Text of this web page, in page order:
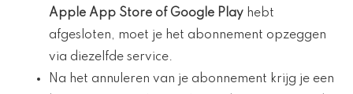
Apple App Store of Google Play hebt
afgesloten, moet je het abonnement opzeggen
via diezelfde service.
Na het annuleren van je abonnement krijg je een